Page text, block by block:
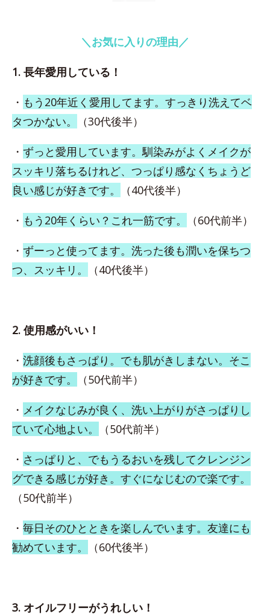
＼お気に入りの理由／
1. 長年愛用している！
・ もう20年近く愛用してます。すっきり洗えてベ
タつかない。
（30代後半）
・ ずっと愛用しています。馴染みがよくメイクが
スッキリ落ちるけれど、つっぱり感なくちょうど
良い感じが好きです。
（40代後半）
・ もう20年くらい？これ一筋です。 （60代前半）
・ ずーっと使ってます。洗った後も潤いを保ちつ
つ、スッキリ。
（40代後半）
2. 使用感がいい！
・ 洗顔後もさっぱり。でも肌がきしまない。そこ
が好きです。
（50代前半）
・ メイクなじみが良く、洗い上がりがさっぱりし
ていて心地よい。
（50代前半）
・ さっぱりと、でもうるおいを残してクレンジン
グできる感じが好き。すぐになじむので楽です。
（50代前半）
・ 毎日そのひとときを楽しんでいます。友達にも
勧めています。
（60代後半）
3. オイルフリーがうれしい！